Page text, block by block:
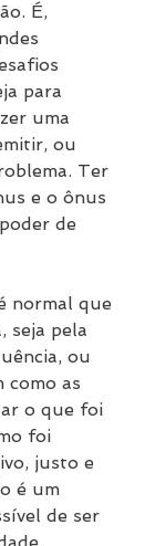
É,
para
uma
ou
Ter
e o ônus
de
normal que
seja pela
ou
como as
o que foi
foi
justo e
é um
de ser